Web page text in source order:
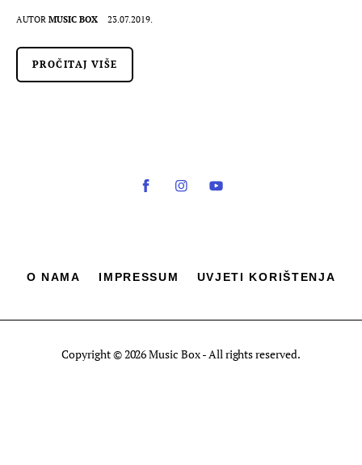
AUTOR MUSIC BOX 23.07.2019.
PROČITAJ VIŠE
O NAMA IMPRESSUM UVJETI KORIŠTENJA
Copyright © 2026 Music Box - All rights reserved.